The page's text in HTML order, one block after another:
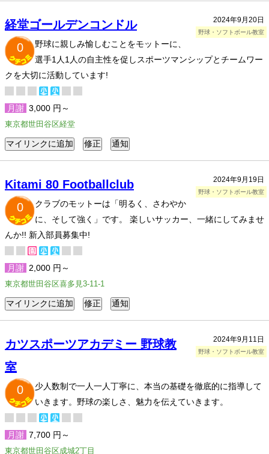
2024年9月20日
野球・ソフトボール教室
経堂ゴールデンコンドル
0
野球に親しみ愉しむことをモットーに、
選手1人1人の自主性を促しスポーツマンシップとチームワー
クを大切に活動しています!
月謝 3,000 円～
東京都世田谷区経堂
2024年9月19日
野球・ソフトボール教室
Kitami 80 Footballclub
0
クラブのモットーは「明るく、さわやか
に、そして強く」です。 楽しいサッカー、一緒にしてみませ
んか!! 新入部員募集中!
月謝 2,000 円～
東京都世田谷区喜多見3-11-1
2024年9月11日
野球・ソフトボール教室
カツスポーツアカデミー 野球教
室
0
少人数制で一人一人丁寧に、本当の基礎を徹底的に指導して
いきます。野球の楽しさ、魅力を伝えていきます。
月謝 7,700 円～
東京都世田谷区成城2丁目